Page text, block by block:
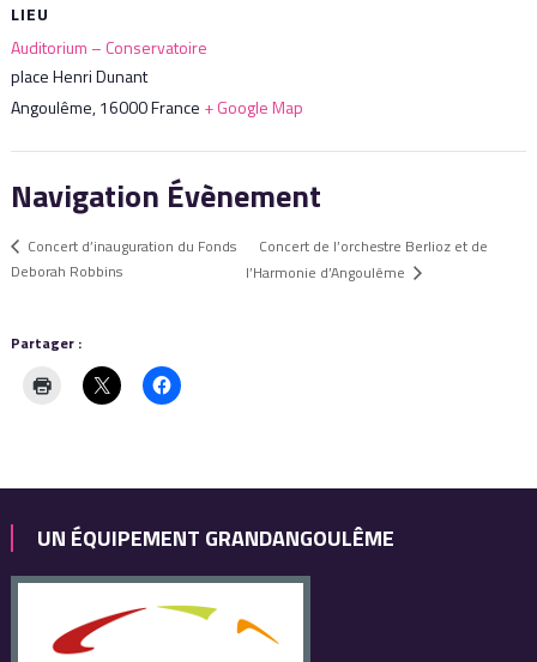
LIEU
Auditorium – Conservatoire
place Henri Dunant
Angoulême,16000France + Google Map
Navigation Évènement
Concert d’inauguration du Fonds
Deborah Robbins
Concert de l’orchestre Berlioz et de
l’Harmonie d’Angoulême
Partager :
UN ÉQUIPEMENT GRANDANGOULÊME